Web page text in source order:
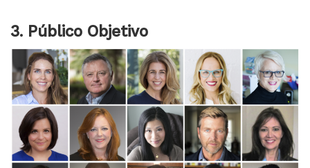
3. Público Objetivo